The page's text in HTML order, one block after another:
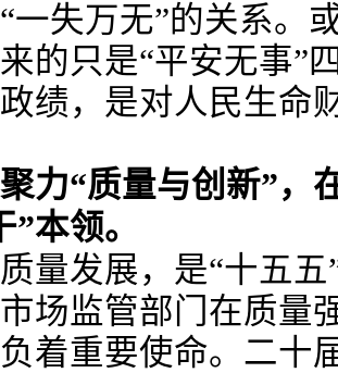
一失万无”的关系。
的只是“平安无事”
绩，是对人民生命
聚力“质量与创新”
本领。
量发展，是“十五
场监管部门在质量
着重要使命。二十